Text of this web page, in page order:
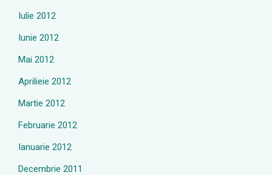
Iulie 2012
Iunie 2012
Mai 2012
Aprilieie 2012
Martie 2012
Februarie 2012
Ianuarie 2012
Decembrie 2011